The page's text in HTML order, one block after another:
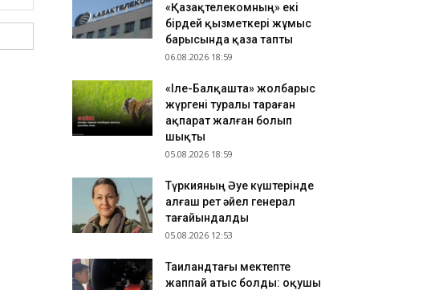
«Қазақтелекомның» екі
бірдей қызметкері жұмыс
барысында қаза тапты
06.08.2026 18:59
«Іле-Балқашта» жолбарыс
жүргені туралы тараған
ақпарат жалған болып
шықты
05.08.2026 18:59
Түркияның Әуе күштерінде
алғаш рет әйел генерал
тағайындалды
05.08.2026 12:53
Таиландтағы мектепте
жаппай атыс болды: оқушы